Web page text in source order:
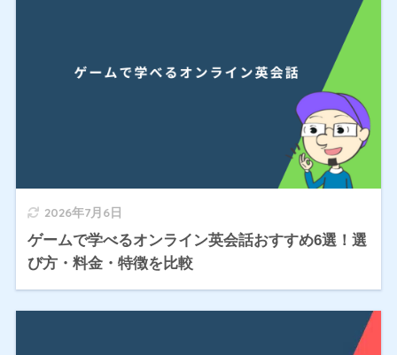
2026年7月6日
ゲームで学べるオンライン英会話おすすめ6選！選
び方・料金・特徴を比較